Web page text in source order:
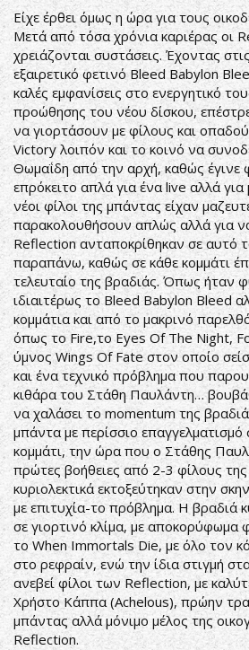
Είχε έρθει όμως η ώρα για τους
Μετά από τόσα χρόνια καριέρας οι
χρειάζονται συστάσεις. Έχοντας
εξαιρετικό φετινό Bleed Babylon
καλές εμφανίσεις στο ενεργητικό
προώθησης του νέου δίσκου,
να γιορτάσουν με φίλους και
Victory λοιπόν και το κοινό να
Θωμαΐδη από την αρχή, καθώς έγινε
επρόκειτο απλά για ένα live αλλά για
νέοι φίλοι της μπάντας είχαν
παρακολουθήσουν απλώς αλλά για
Reflection ανταποκρίθηκαν σε αυτό
παραπάνω, καθώς σε κάθε κομμάτι
τελευταίο της βραδιάς. Όπως ήταν
ιδιαιτέρως το Bleed Babylon Bleed
κομμάτια και από το μακρινό
όπως το Fire,το Eyes Of The Night,
ύμνος Wings Of Fate στον οποίο
και ένα τεχνικό πρόβλημα που
κιθάρα του Στάθη Παυλάντη…
να χαλάσει το momentum της
μπάντα με περίσσιο επαγγελματισμό
κομμάτι, την ώρα που ο Στάθης
πρώτες βοήθειες από 2-3 φίλους
κυριολεκτικά εκτοξεύτηκαν στην
με επιτυχία-το πρόβλημα. Η βραδιά
σε γιορτινό κλίμα, με αποκορύφωμα
το When Immortals Die, με όλο τον
στο ρεφραίν, ενώ την ίδια στιγμή
ανεβεί φίλοι των Reflection, με
Χρήστο Κάππα (Achelous), πρώην
μπάντας αλλά μόνιμο μέλος της
Reflection.